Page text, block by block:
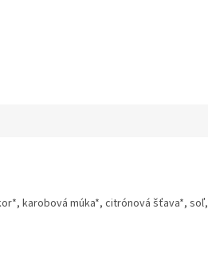
karobová múka*, citrónová šťava*, soľ,